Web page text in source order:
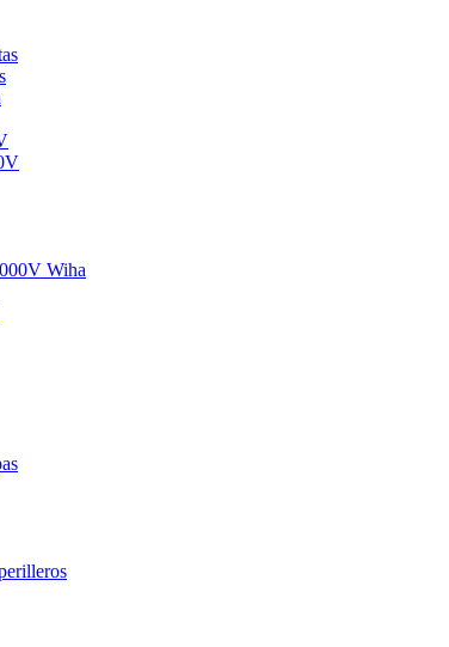
Wiha